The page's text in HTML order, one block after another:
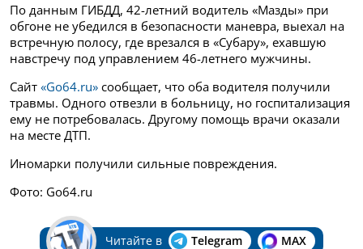
По данным ГИБДД, 42-летний водитель «Мазды» при
обгоне не убедился в безопасности маневра, выехал на
встречную полосу, где врезался в «Субару», ехавшую
навстречу под управлением 46-летнего мужчины.
Сайт «Go64.ru» сообщает, что оба водителя получили
травмы. Одного отвезли в больницу, но госпитализация
ему не потребовалась. Другому помощь врачи оказали
на месте ДТП.
Иномарки получили сильные повреждения.
Фото: Go64.ru
Читайте в Telegram MAX